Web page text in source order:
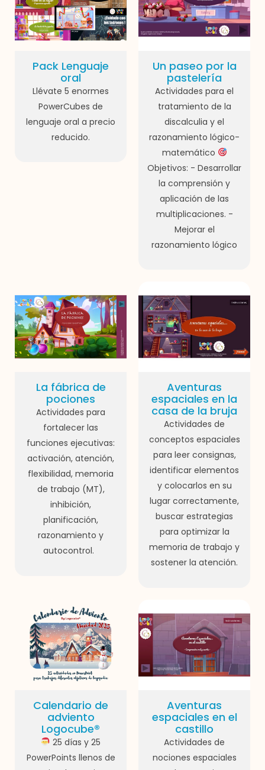
Pack Lenguaje
oral
Llévate 5 enormes
PowerCubes de
lenguaje oral a precio
reducido.
Un paseo por la
pastelería
Actividades para el
tratamiento de la
discalculia y el
razonamiento lógico-
matemático
Objetivos: - Desarrollar
la comprensión y
aplicación de las
multiplicaciones. -
Mejorar el
razonamiento lógico
La fábrica de
pociones
Actividades para
fortalecer las
funciones ejecutivas:
activación, atención,
flexibilidad, memoria
de trabajo (MT),
inhibición,
planificación,
razonamiento y
autocontrol.
Aventuras
espaciales en la
casa de la bruja
Actividades de
conceptos espaciales
para leer consignas,
identificar elementos
y colocarlos en su
lugar correctamente,
buscar estrategias
para optimizar la
memoria de trabajo y
sostener la atención.
Calendario de
adviento
Logocube®
25 días y 25
PowerPoints llenos de
Aventuras
espaciales en el
castillo
Actividades de
nociones espaciales